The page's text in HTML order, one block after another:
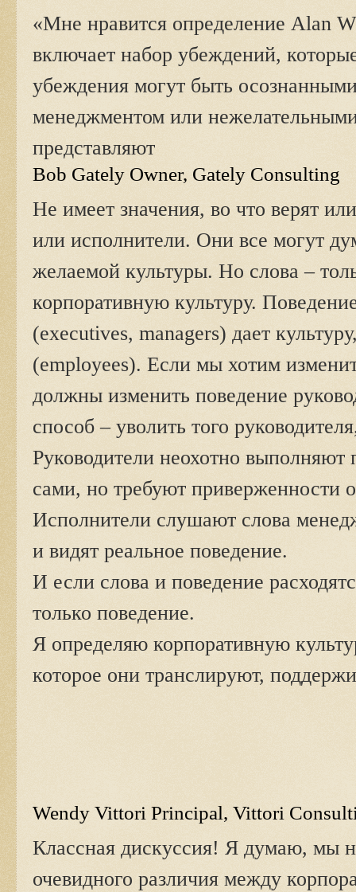
«Мне нравится определение Alan
включает набор убеждений,
убеждения могут быть
менеджментом или
представляют
Bob Gately Owner, Gately Consulting
Не имеет значения, во что верят
или исполнители. Они все могут
желаемой культуры. Но слова –
корпоративную культуру.
(executives, managers) дает
(employees). Если мы хотим
должны изменить поведение
способ – уволить того
Руководители неохотно выполняют
сами, но требуют приверженности
Исполнители слушают слова
и видят реальное поведение.
И если слова и поведение
только поведение.
Я определяю корпоративную
которое они транслируют,
Wendy Vittori Principal, Vittori
Классная дискуссия! Я думаю, мы
очевидного различия между